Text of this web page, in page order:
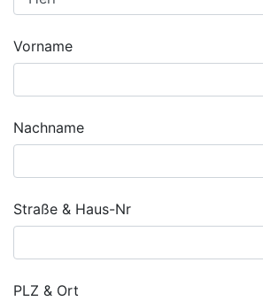
Vorname
Nachname
Straße & Haus-Nr
PLZ & Ort